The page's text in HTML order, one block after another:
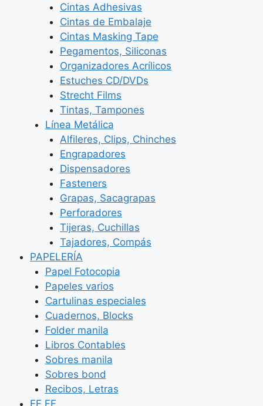
Cintas Adhesivas
Cintas de Embalaje
Cintas Masking Tape
Pegamentos, Siliconas
Organizadores Acrílicos
Estuches CD/DVDs
Strecht Films
Tintas, Tampones
Línea Metálica
Alfileres, Clips, Chinches
Engrapadores
Dispensadores
Fasteners
Grapas, Sacagrapas
Perforadores
Tijeras, Cuchillas
Tajadores, Compás
PAPELERÍA
Papel Fotocopia
Papeles varios
Cartulinas especiales
Cuadernos, Blocks
Folder manila
Libros Contables
Sobres manila
Sobres bond
Recibos, Letras
EE.FF.